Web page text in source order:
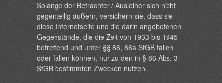
Solange der Betrachter / Ausleiher sich nicht
gegenteilig äußern, versichern sie, dass sie
diese Internetseite und die darin angebotenen
Gegenstände, die die Zeit von 1933 bis 1945
betreffend und unter §§ 86, 86a StGB fallen
oder fallen können, nur zu den in § 86 Abs. 3
StGB bestimmten Zwecken nutzen.